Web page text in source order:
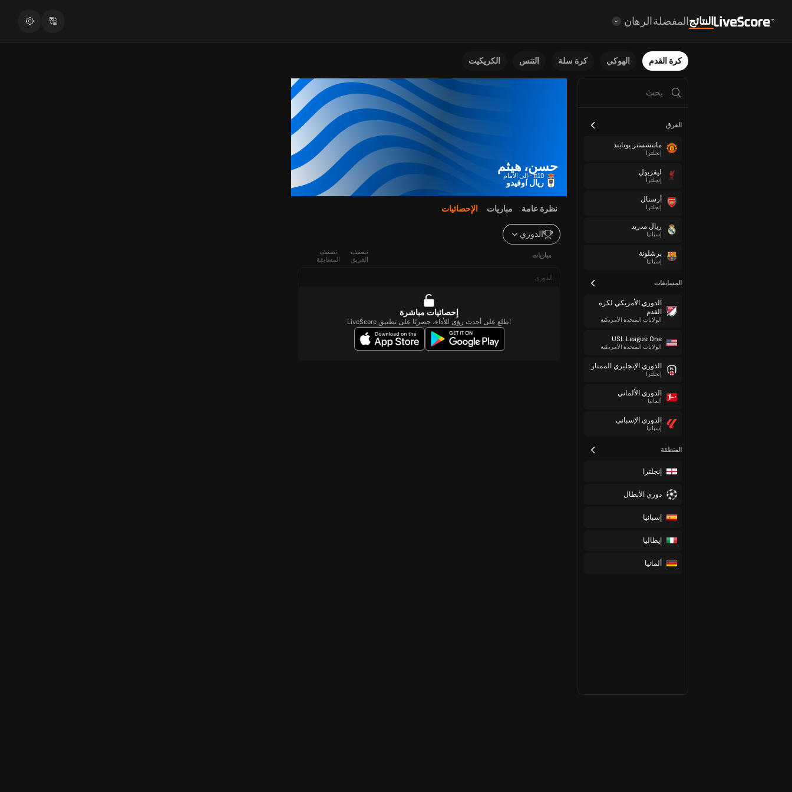
النتائجالمفضلةالرهان
كرة القدم الهوكي كرة سلة التنس الكريكيت
الفرق
مانتشستر يونايتد
إنجلترا
ليفربول
إنجلترا
أرسنال
إنجلترا
ريال مدريد
إسبانيا
برشلونة
إسبانيا
المسابقات
الدوري الأمريكي لكرة
القدم
الولايات المتحدة الأمريكية
USL League One
الولايات المتحدة الأمريكية
الدوري الإنجليزي الممتاز
إنجلترا
الدوري الألماني
ألمانيا
الدوري الإسباني
إسبانيا
المنطقة
إنجلترا
دوري الأبطال
إسبانيا
إيطاليا
ألمانيا
حسن، هيثم
#10 - إلى الأمام
ريال اوفيدو
نظرة عامة مباريات الإحصائيات
الدوري
مباريات
تصنيف
الفريق
تصنيف
المسابقة
الدوري
إحصائيات مباشرة
اطلع على أحدث رؤى للأداء، حصريًا على تطبيق LiveScore